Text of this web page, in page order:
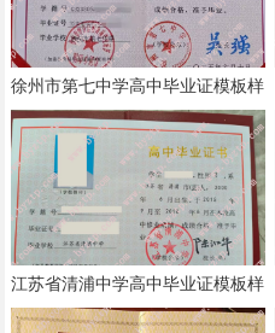
徐州市第七中学高中毕业证模板样
本
江苏省清浦中学高中毕业证模板样
本